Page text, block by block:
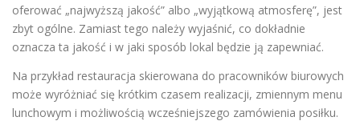
oferować „najwyższą jakość” albo „wyjątkową atmosferę”, jest
zbyt ogólne. Zamiast tego należy wyjaśnić, co dokładnie
oznacza ta jakość i w jaki sposób lokal będzie ją zapewniać.
Na przykład restauracja skierowana do pracowników biurowych
może wyróżniać się krótkim czasem realizacji, zmiennym menu
lunchowym i możliwością wcześniejszego zamówienia posiłku.